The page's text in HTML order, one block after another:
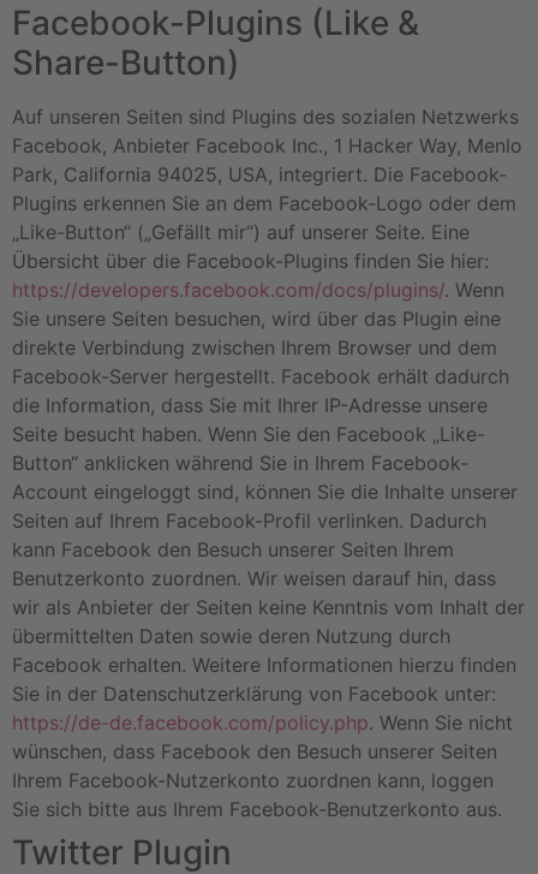
Facebook-Plugins (Like &
Share-Button)
Auf unseren Seiten sind Plugins des sozialen Netzwerks
Facebook, Anbieter Facebook Inc., 1 Hacker Way, Menlo
Park, California 94025, USA, integriert. Die Facebook-
Plugins erkennen Sie an dem Facebook-Logo oder dem
„Like-Button“ („Gefällt mir“) auf unserer Seite. Eine
Übersicht über die Facebook-Plugins finden Sie hier:
https://developers.facebook.com/docs/plugins/. Wenn
Sie unsere Seiten besuchen, wird über das Plugin eine
direkte Verbindung zwischen Ihrem Browser und dem
Facebook-Server hergestellt. Facebook erhält dadurch
die Information, dass Sie mit Ihrer IP-Adresse unsere
Seite besucht haben. Wenn Sie den Facebook „Like-
Button“ anklicken während Sie in Ihrem Facebook-
Account eingeloggt sind, können Sie die Inhalte unserer
Seiten auf Ihrem Facebook-Profil verlinken. Dadurch
kann Facebook den Besuch unserer Seiten Ihrem
Benutzerkonto zuordnen. Wir weisen darauf hin, dass
wir als Anbieter der Seiten keine Kenntnis vom Inhalt der
übermittelten Daten sowie deren Nutzung durch
Facebook erhalten. Weitere Informationen hierzu finden
Sie in der Datenschutzerklärung von Facebook unter:
https://de-de.facebook.com/policy.php. Wenn Sie nicht
wünschen, dass Facebook den Besuch unserer Seiten
Ihrem Facebook-Nutzerkonto zuordnen kann, loggen
Sie sich bitte aus Ihrem Facebook-Benutzerkonto aus.
Twitter Plugin